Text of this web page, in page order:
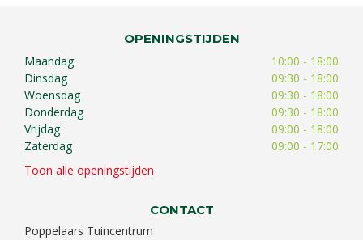
OPENINGSTIJDEN
Maandag
10:00 - 18:00
Dinsdag
09:30 - 18:00
Woensdag
09:30 - 18:00
Donderdag
09:30 - 18:00
Vrijdag
09:00 - 18:00
Zaterdag
09:00 - 17:00
Toon alle openingstijden
CONTACT
Poppelaars Tuincentrum